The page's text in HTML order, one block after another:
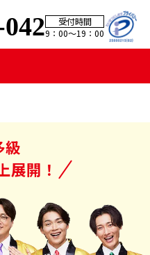
受付時間
9：00〜19：00
級
展開！